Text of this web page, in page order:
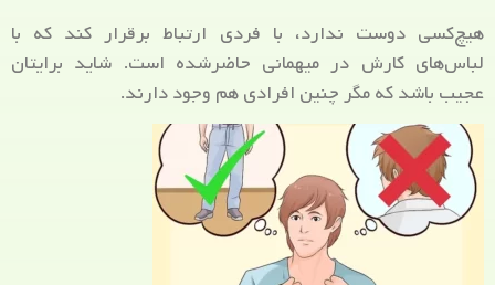
هیچ‌کسی دوست ندارد، با فردی ارتباط برقرار کند که با
لباس‌های کارش در میهمانی حاضرشده است. شاید برایتان
عجیب باشد که مگر چنین افرادی هم وجود دارند.